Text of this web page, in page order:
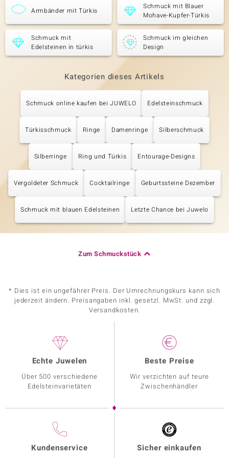
Armbänder mit Türkis
Schmuck mit Blauer
Mohave-Kupfer-Türkis
Schmuck mit
Edelsteinen in türkis
Schmuck im gleichen
Design
Kategorien dieses Artikels
Schmuck online kaufen bei JUWELO Edelsteinschmuck
Türkisschmuck Ringe Damenringe Silberschmuck
Silberringe Ring und Türkis Entourage-Designs
Vergoldeter Schmuck Cocktailringe Geburtssteine Dezember
Schmuck mit blauen Edelsteinen Letzte Chance bei Juwelo
Zum Schmuckstück
* Dies ist ein ungefährer Preis. Der Umrechnungskurs kann sich
jederzeit ändern. Preisangaben inkl. gesetzl. MwSt. und zzgl.
Versandkosten.
Echte Juwelen
Über 500 verschiedene
Edelsteinvarietäten
Beste Preise
Wir verzichten auf teure
Zwischenhändler
Kundenservice Sicher einkaufen